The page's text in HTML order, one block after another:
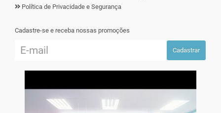
Política de Privacidade e Segurança
Cadastre-se e receba nossas promoções
Cadastrar